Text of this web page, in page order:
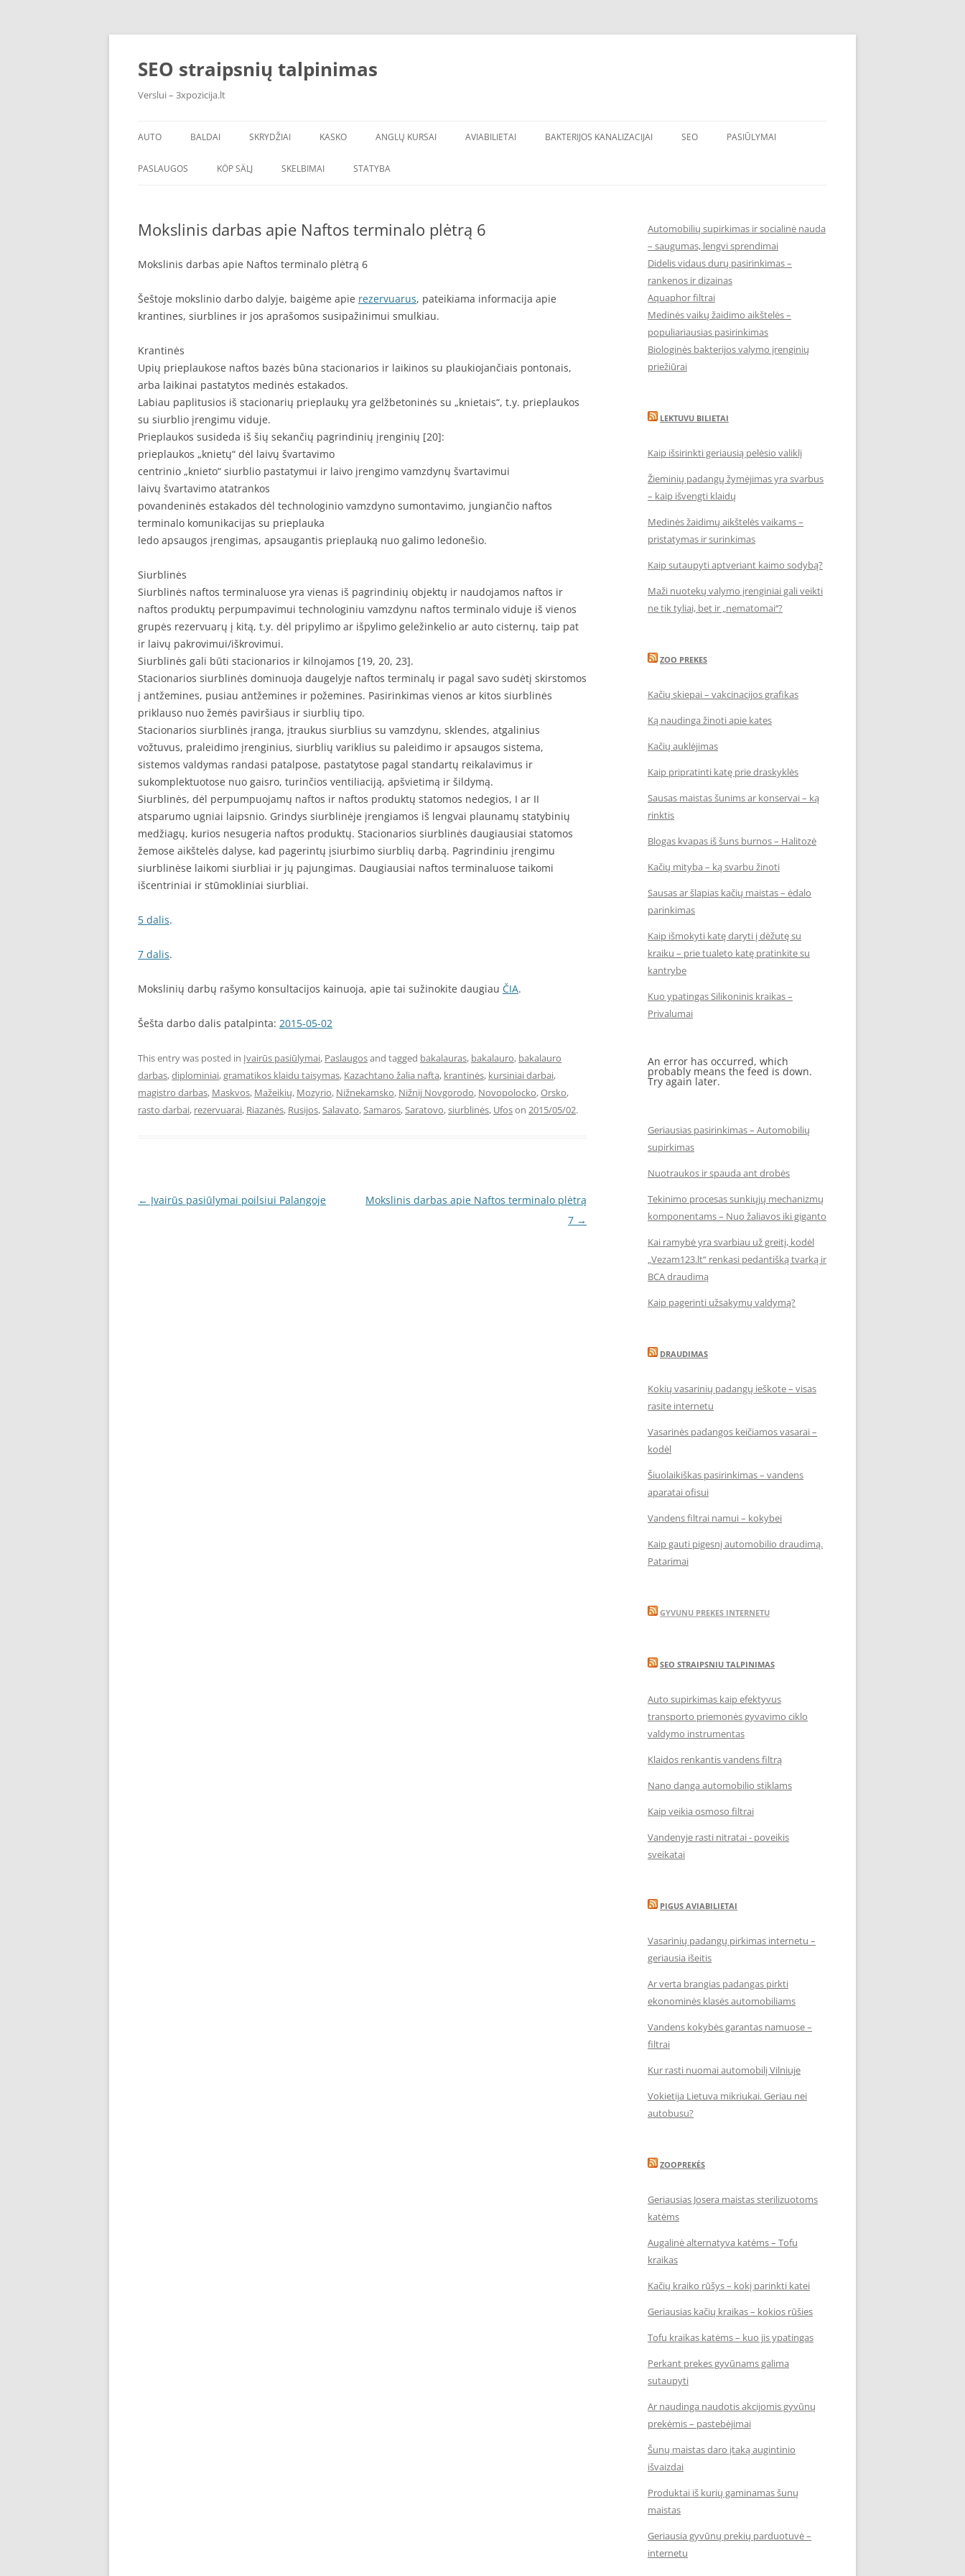
Skip
SEO straipsnių talpinimas
Verslui – 3xpozicija.lt
AUTO BALDAI SKRYDŽIAI KASKO ANGLŲ KURSAI AVIABILIETAI BAKTERIJOS KANALIZACIJAI SEO PASIŪLYMAI
PASLAUGOS KÖP SÄLJ SKELBIMAI STATYBA
Mokslinis darbas apie Naftos terminalo plėtrą 6
Mokslinis darbas apie Naftos terminalo plėtrą 6
Šeštoje mokslinio darbo dalyje, baigėme apie rezervuarus, pateikiama informacija apie
krantines, siurblines ir jos aprašomos susipažinimui smulkiau.
Krantinės
Upių prieplaukose naftos bazės būna stacionarios ir laikinos su plaukiojančiais pontonais,
arba laikinai pastatytos medinės estakados.
Labiau paplitusios iš stacionarių prieplaukų yra gelžbetoninės su „knietais“, t.y. prieplaukos
su siurblio įrengimu viduje.
Prieplaukos susideda iš šių sekančių pagrindinių įrenginių [20]:
prieplaukos „knietų“ dėl laivų švartavimo
centrinio „knieto“ siurblio pastatymui ir laivo įrengimo vamzdynų švartavimui
laivų švartavimo atatrankos
povandeninės estakados dėl technologinio vamzdyno sumontavimo, jungiančio naftos
terminalo komunikacijas su prieplauka
ledo apsaugos įrengimas, apsaugantis prieplauką nuo galimo ledonešio.
Siurblinės
Siurblinės naftos terminaluose yra vienas iš pagrindinių objektų ir naudojamos naftos ir
naftos produktų perpumpavimui technologiniu vamzdynu naftos terminalo viduje iš vienos
grupės rezervuarų į kitą, t.y. dėl pripylimo ar išpylimo geležinkelio ar auto cisternų, taip pat
ir laivų pakrovimui/iškrovimui.
Siurblinės gali būti stacionarios ir kilnojamos [19, 20, 23].
Stacionarios siurblinės dominuoja daugelyje naftos terminalų ir pagal savo sudėtį skirstomos
į antžemines, pusiau antžemines ir požemines. Pasirinkimas vienos ar kitos siurblinės
priklauso nuo žemės paviršiaus ir siurblių tipo.
Stacionarios siurblinės įranga, įtraukus siurblius su vamzdynu, sklendes, atgalinius
vožtuvus, praleidimo įrenginius, siurblių variklius su paleidimo ir apsaugos sistema,
sistemos valdymas randasi patalpose, pastatytose pagal standartų reikalavimus ir
sukomplektuotose nuo gaisro, turinčios ventiliaciją, apšvietimą ir šildymą.
Siurblinės, dėl perpumpuojamų naftos ir naftos produktų statomos nedegios, I ar II
atsparumo ugniai laipsnio. Grindys siurblinėje įrengiamos iš lengvai plaunamų statybinių
medžiagų, kurios nesugeria naftos produktų. Stacionarios siurblinės daugiausiai statomos
žemose aikštelės dalyse, kad pagerintų įsiurbimo siurblių darbą. Pagrindiniu įrengimu
siurblinėse laikomi siurbliai ir jų pajungimas. Daugiausiai naftos terminaluose taikomi
išcentriniai ir stūmokliniai siurbliai.
5 dalis.
7 dalis.
Mokslinių darbų rašymo konsultacijos kainuoja, apie tai sužinokite daugiau ČIA.
Šešta darbo dalis patalpinta: 2015-05-02
This entry was posted in Įvairūs pasiūlymai, Paslaugosand tagged bakalauras, bakalauro, bakalauro
darbas,diplominiai,gramatikos klaidu taisymas, Kazachtano žalia nafta, krantinės, kursiniai darbai,
magistro darbas, Maskvos, Mažeikių, Mozyrio, Nižnekamsko, Nižnij Novgorodo, Novopolocko,Orsko,
rasto darbai, rezervuarai, Riazanės, Rusijos,Salavato,Samaros,Saratovo,siurblinės, Ufoson 2015/05/02.
Post
← Įvairūs pasiūlymai poilsiui Palangoje
Mokslinis darbas apie Naftos terminalo plėtrą
7 →
Automobilių supirkimas ir socialinė nauda
– saugumas, lengvi sprendimai
Didelis vidaus durų pasirinkimas –
rankenos ir dizainas
Aquaphor filtrai
Medinės vaikų žaidimo aikštelės –
populiariausias pasirinkimas
Biologinės bakterijos valymo įrenginių
priežiūrai
LEKTUVU BILIETAI
Kaip išsirinkti geriausią pelėsio valiklį
Žieminių padangų žymėjimas yra svarbus
– kaip išvengti klaidų
Medinės žaidimų aikštelės vaikams –
pristatymas ir surinkimas
Kaip sutaupyti aptveriant kaimo sodybą?
Maži nuotekų valymo įrenginiai gali veikti
ne tik tyliai, bet ir „nematomai‘‘?
ZOO PREKES
Kačių skiepai – vakcinacijos grafikas
Ką naudinga žinoti apie kates
Kačių auklėjimas
Kaip pripratinti katę prie draskyklės
Sausas maistas šunims ar konservai – ką
rinktis
Blogas kvapas iš šuns burnos – Halitozė
Kačių mityba – ką svarbu žinoti
Sausas ar šlapias kačių maistas – ėdalo
parinkimas
Kaip išmokyti katę daryti į dėžutę su
kraiku – prie tualeto katę pratinkite su
kantrybe
Kuo ypatingas Silikoninis kraikas –
Privalumai
An error has occurred, which
probably means the feed is down.
Try again later.
Geriausias pasirinkimas – Automobilių
supirkimas
Nuotraukos ir spauda ant drobės
Tekinimo procesas sunkiųjų mechanizmų
komponentams – Nuo žaliavos iki giganto
Kai ramybė yra svarbiau už greitį, kodėl
„Vezam123.lt“ renkasi pedantišką tvarką ir
BCA draudimą
Kaip pagerinti užsakymų valdymą?
DRAUDIMAS
Kokių vasarinių padangų ieškote – visas
rasite internetu
Vasarinės padangos keičiamos vasarai –
kodėl
Šiuolaikiškas pasirinkimas – vandens
aparatai ofisui
Vandens filtrai namui – kokybei
Kaip gauti pigesnį automobilio draudimą.
Patarimai
GYVUNU PREKES INTERNETU
SEO STRAIPSNIU TALPINIMAS
Auto supirkimas kaip efektyvus
transporto priemonės gyvavimo ciklo
valdymo instrumentas
Klaidos renkantis vandens filtrą
Nano danga automobilio stiklams
Kaip veikia osmoso filtrai
Vandenyje rasti nitratai - poveikis
sveikatai
PIGUS AVIABILIETAI
Vasarinių padangų pirkimas internetu –
geriausia išeitis
Ar verta brangias padangas pirkti
ekonominės klasės automobiliams
Vandens kokybės garantas namuose –
filtrai
Kur rasti nuomai automobilį Vilniuje
Vokietija Lietuva mikriukai. Geriau nei
autobusu?
ZOOPREKĖS
Geriausias Josera maistas sterilizuotoms
katėms
Augalinė alternatyva katėms – Tofu
kraikas
Kačių kraiko rūšys – kokį parinkti katei
Geriausias kačių kraikas – kokios rūšies
Tofu kraikas katėms – kuo jis ypatingas
Perkant prekes gyvūnams galima
sutaupyti
Ar naudinga naudotis akcijomis gyvūnų
prekėmis – pastebėjimai
Šunų maistas daro įtaką augintinio
išvaizdai
Produktai iš kurių gaminamas šunų
maistas
Geriausia gyvūnų prekių parduotuvė –
internetu